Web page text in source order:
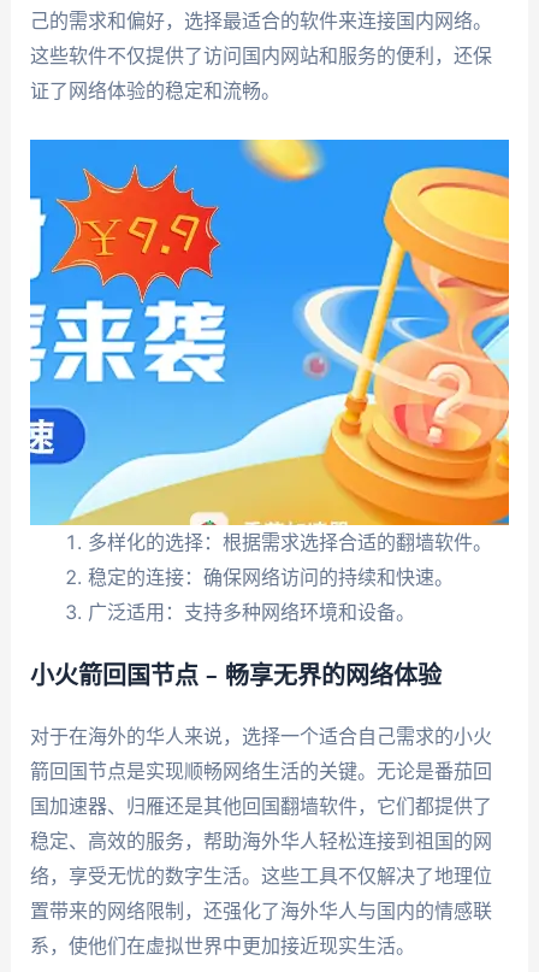
己的需求和偏好，选择最适合的软件来连接国内网络。
这些软件不仅提供了访问国内网站和服务的便利，还保
证了网络体验的稳定和流畅。
多样化的选择：根据需求选择合适的翻墙软件。
稳定的连接：确保网络访问的持续和快速。
广泛适用：支持多种网络环境和设备。
小火箭回国节点 – 畅享无界的网络体验
对于在海外的华人来说，选择一个适合自己需求的小火
箭回国节点是实现顺畅网络生活的关键。无论是番茄回
国加速器、归雁还是其他回国翻墙软件，它们都提供了
稳定、高效的服务，帮助海外华人轻松连接到祖国的网
络，享受无忧的数字生活。这些工具不仅解决了地理位
置带来的网络限制，还强化了海外华人与国内的情感联
系，使他们在虚拟世界中更加接近现实生活。